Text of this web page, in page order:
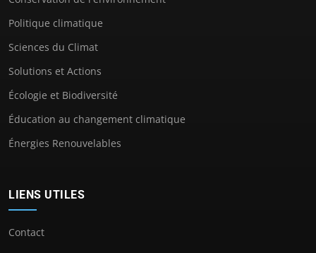
Politique climatique
Sciences du Climat
Solutions et Actions
Écologie et Biodiversité
Éducation au changement climatique
Énergies Renouvelables
LIENS UTILES
Contact